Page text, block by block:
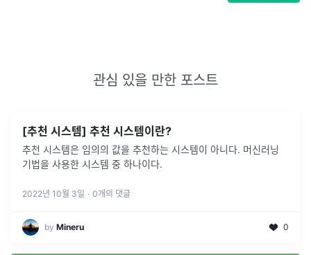
관심 있을 만한 포스트
[추천 시스템] 추천 시스템이란?
추천 시스템은 임의의 값을 추천하는 시스템이 아니다. 머신러닝
기법을 사용한 시스템 중 하나이다.
2022년 10월 3일 · 0개의 댓글
by Mineru 0